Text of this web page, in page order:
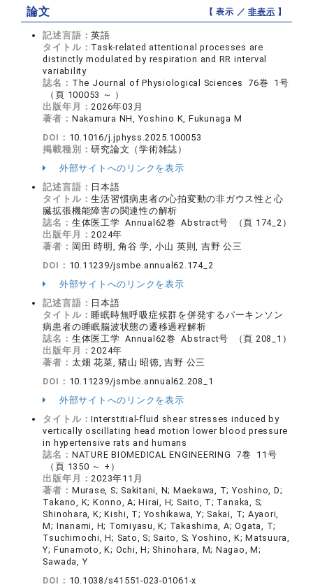
論文 【 表示 ／非表示 】
記述言語：英語
タイトル： Task-related attentional processes are
distinctly modulated by respiration and RR interval
variability
誌名： The Journal of Physiological Sciences 76巻 1号
（頁 100053 ～ ）
出版年月：2026年03月
著者： Nakamura NH, Yoshino K, Fukunaga M
DOI： 10.1016/j.jphyss.2025.100053
掲載種別：研究論文（学術雑誌）
外部サイトへのリンクを表示
記述言語： 日本語
タイトル：生活習慣病患者の心拍変動の非ガウス性と心
臓拡張機能障害の関連性の解析
誌名： 生体医工学 Annual62巻 Abstract号 （頁 174_2）
出版年月：2024年
著者： 岡田 時明, 角谷 学, 小山 英則, 吉野 公三
DOI： 10.11239/jsmbe.annual62.174_2
外部サイトへのリンクを表示
記述言語： 日本語
タイトル： 睡眠時無呼吸症候群を併発するパーキンソン
病患者の睡眠脳波状態の遷移過程解析
誌名： 生体医工学 Annual62巻 Abstract号 （頁 208_1）
出版年月：2024年
著者： 太畑 花菜, 猪山 昭徳, 吉野 公三
DOI： 10.11239/jsmbe.annual62.208_1
外部サイトへのリンクを表示
タイトル：Interstitial-fluid shear stresses induced by
vertically oscillating head motion lower blood pressure
in hypertensive rats and humans
誌名： NATURE BIOMEDICAL ENGINEERING 7巻 11号
（頁 1350 ～ +）
出版年月：2023年11月
著者： Murase, S; Sakitani, N; Maekawa, T; Yoshino, D;
Takano, K; Konno, A; Hirai, H; Saito, T; Tanaka, S;
Shinohara, K; Kishi, T; Yoshikawa, Y; Sakai, T; Ayaori,
M; Inanami, H; Tomiyasu, K; Takashima, A; Ogata, T;
Tsuchimochi, H; Sato, S; Saito, S; Yoshino, K; Matsuura,
Y; Funamoto, K; Ochi, H; Shinohara, M; Nagao, M;
Sawada, Y
DOI： 10.1038/s41551-023-01061-x